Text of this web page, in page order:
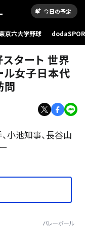
今日の予定
京六大学野球
タート 世界
ル女子日本代
問
小池知事、長谷山
バレーボール